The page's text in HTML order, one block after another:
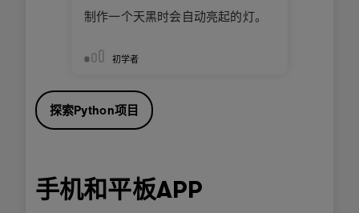
制作一个天黑时会自动亮起的灯。
初学者
探索Python项目
手机和平板APP